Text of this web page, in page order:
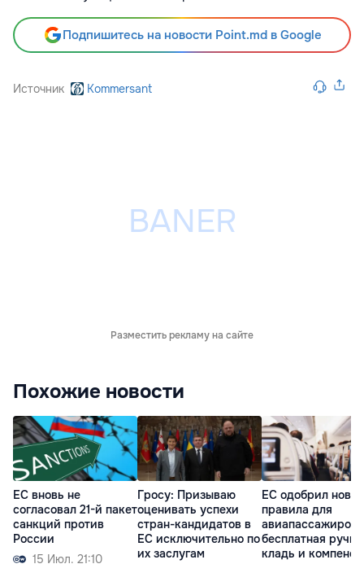
Подпишитесь на новости Point.md в Google
Источник Kommersant
Разместить рекламу на сайте
Похожие новости
ЕС вновь не
согласовал 21-й пакет
санкций против
России
15 Июл. 21:10
Гросу: Призываю
оценивать успехи
стран-кандидатов в
ЕС исключительно по
их заслугам
ЕС одобрил
правила для
авиапассажиров:
бесплатная
кладь и